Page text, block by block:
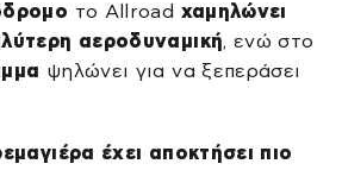
το Allroad χαμηλώνει
αεροδυναμική, ενώ στο
ψηλώνει για να ξεπεράσει
έχει αποκτήσει πιο